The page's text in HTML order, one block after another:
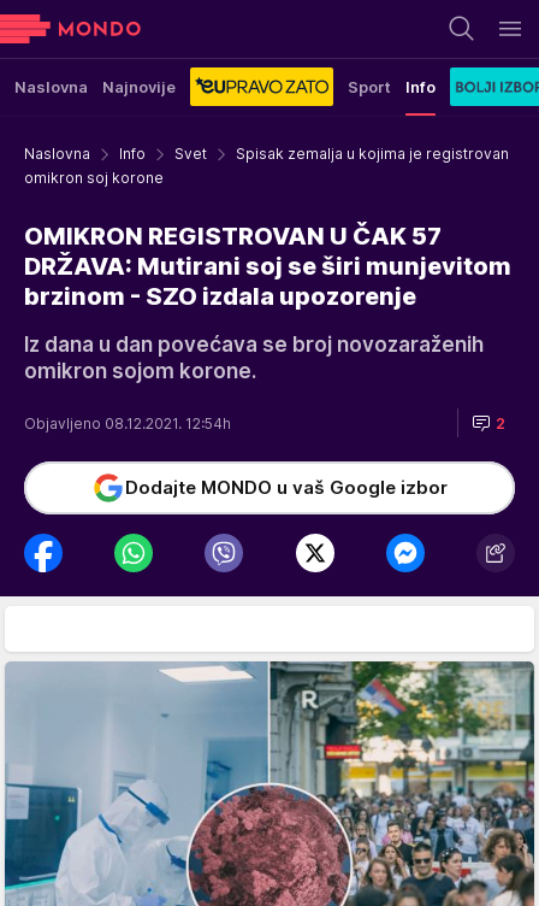
Naslovna Najnovije Sport Info
Naslovna Info Svet
Spisak zemalja u kojima je registrovan
omikron soj korone
OMIKRON REGISTROVAN U ČAK 57
DRŽAVA: Mutirani soj se širi munjevitom
brzinom - SZO izdala upozorenje
Iz dana u dan povećava se broj novozaraženih
omikron sojom korone.
Objavljeno 08.12.2021. 12:54h 2
Dodajte MONDO u vaš Google izbor